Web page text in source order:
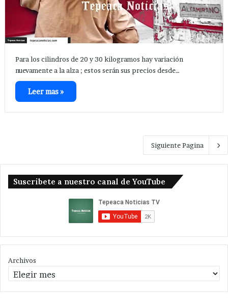
Para los cilindros de 20 y 30 kilogramos hay variación
nuevamente a la alza ; estos serán sus precios desde…
Leer mas »
Siguiente Pagina
Suscribete a nuestro canal de YouTube
Archivos